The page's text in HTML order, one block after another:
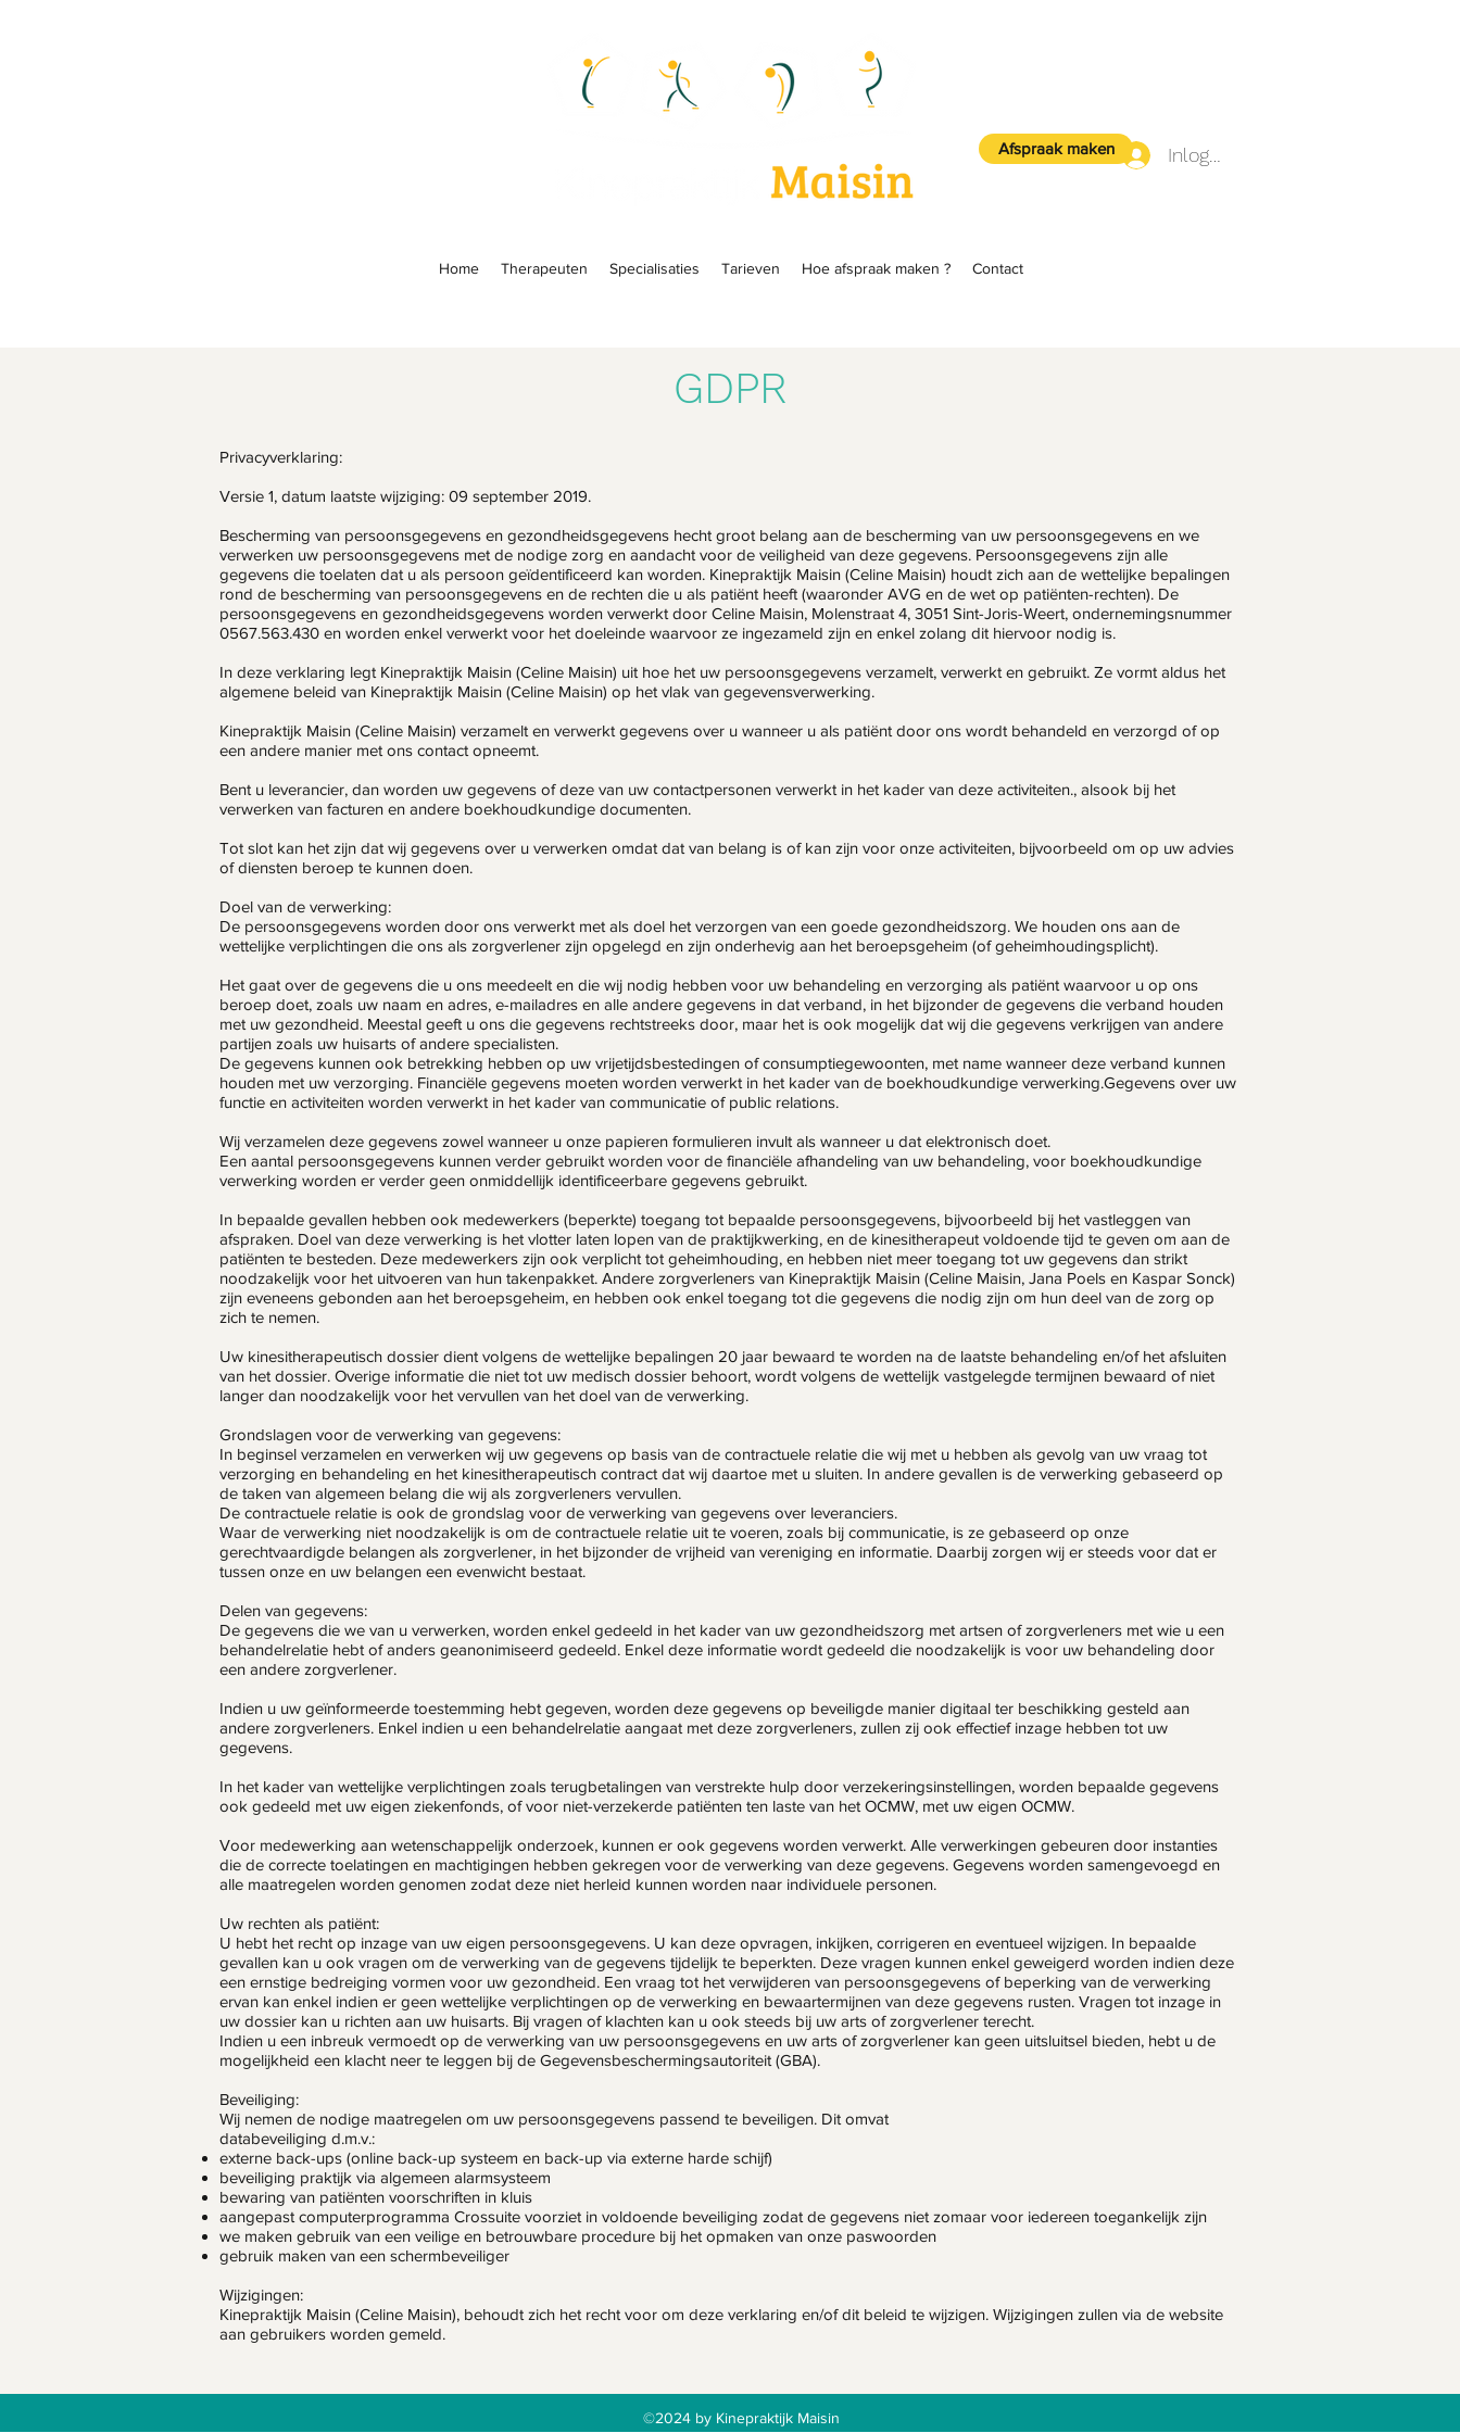
Inloggen
Afspraak maken
Home Therapeuten Specialisaties Tarieven Hoe afspraak maken ? Contact
GDPR
Privacyverklaring:
Versie 1, datum laatste wijziging: 09 september 2019.
Bescherming van persoonsgegevens en gezondheidsgegevens hecht groot belang aan de bescherming van uw persoonsgegevens en we
verwerken uw persoonsgegevens met de nodige zorg en aandacht voor de veiligheid van deze gegevens. Persoonsgegevens zijn alle
gegevens die toelaten dat u als persoon geïdentificeerd kan worden. Kinepraktijk Maisin (Celine Maisin) houdt zich aan de wettelijke bepalingen
rond de bescherming van persoonsgegevens en de rechten die u als patiënt heeft (waaronder AVG en de wet op patiënten-rechten). De
persoonsgegevens en gezondheidsgegevens worden verwerkt door Celine Maisin, Molenstraat 4, 3051 Sint-Joris-Weert, ondernemingsnummer
0567.563.430 en worden enkel verwerkt voor het doeleinde waarvoor ze ingezameld zijn en enkel zolang dit hiervoor nodig is.
In deze verklaring legt Kinepraktijk Maisin (Celine Maisin) uit hoe het uw persoonsgegevens verzamelt, verwerkt en gebruikt. Ze vormt aldus het
algemene beleid van Kinepraktijk Maisin (Celine Maisin) op het vlak van gegevensverwerking.
Kinepraktijk Maisin (Celine Maisin) verzamelt en verwerkt gegevens over u wanneer u als patiënt door ons wordt behandeld en verzorgd of op
een andere manier met ons contact opneemt.
Bent u leverancier, dan worden uw gegevens of deze van uw contactpersonen verwerkt in het kader van deze activiteiten., alsook bij het
verwerken van facturen en andere boekhoudkundige documenten.
Tot slot kan het zijn dat wij gegevens over u verwerken omdat dat van belang is of kan zijn voor onze activiteiten, bijvoorbeeld om op uw advies
of diensten beroep te kunnen doen.
Doel van de verwerking:
De persoonsgegevens worden door ons verwerkt met als doel het verzorgen van een goede gezondheidszorg. We houden ons aan de
wettelijke verplichtingen die ons als zorgverlener zijn opgelegd en zijn onderhevig aan het beroepsgeheim (of geheimhoudingsplicht).
Het gaat over de gegevens die u ons meedeelt en die wij nodig hebben voor uw behandeling en verzorging als patiënt waarvoor u op ons
beroep doet, zoals uw naam en adres, e-mailadres en alle andere gegevens in dat verband, in het bijzonder de gegevens die verband houden
met uw gezondheid. Meestal geeft u ons die gegevens rechtstreeks door, maar het is ook mogelijk dat wij die gegevens verkrijgen van andere
partijen zoals uw huisarts of andere specialisten.
De gegevens kunnen ook betrekking hebben op uw vrijetijdsbestedingen of consumptiegewoonten, met name wanneer deze verband kunnen
houden met uw verzorging. Financiële gegevens moeten worden verwerkt in het kader van de boekhoudkundige verwerking.Gegevens over uw
functie en activiteiten worden verwerkt in het kader van communicatie of public relations.
Wij verzamelen deze gegevens zowel wanneer u onze papieren formulieren invult als wanneer u dat elektronisch doet.
Een aantal persoonsgegevens kunnen verder gebruikt worden voor de financiële afhandeling van uw behandeling, voor boekhoudkundige
verwerking worden er verder geen onmiddellijk identificeerbare gegevens gebruikt.
In bepaalde gevallen hebben ook medewerkers (beperkte) toegang tot bepaalde persoonsgegevens, bijvoorbeeld bij het vastleggen van
afspraken. Doel van deze verwerking is het vlotter laten lopen van de praktijkwerking, en de kinesitherapeut voldoende tijd te geven om aan de
patiënten te besteden. Deze medewerkers zijn ook verplicht tot geheimhouding, en hebben niet meer toegang tot uw gegevens dan strikt
noodzakelijk voor het uitvoeren van hun takenpakket. Andere zorgverleners van Kinepraktijk Maisin (Celine Maisin, Jana Poels en Kaspar Sonck)
zijn eveneens gebonden aan het beroepsgeheim, en hebben ook enkel toegang tot die gegevens die nodig zijn om hun deel van de zorg op
zich te nemen.
Uw kinesitherapeutisch dossier dient volgens de wettelijke bepalingen 20 jaar bewaard te worden na de laatste behandeling en/of het afsluiten
van het dossier. Overige informatie die niet tot uw medisch dossier behoort, wordt volgens de wettelijk vastgelegde termijnen bewaard of niet
langer dan noodzakelijk voor het vervullen van het doel van de verwerking.
Grondslagen voor de verwerking van gegevens:
In beginsel verzamelen en verwerken wij uw gegevens op basis van de contractuele relatie die wij met u hebben als gevolg van uw vraag tot
verzorging en behandeling en het kinesitherapeutisch contract dat wij daartoe met u sluiten. In andere gevallen is de verwerking gebaseerd op
de taken van algemeen belang die wij als zorgverleners vervullen.
De contractuele relatie is ook de grondslag voor de verwerking van gegevens over leveranciers.
Waar de verwerking niet noodzakelijk is om de contractuele relatie uit te voeren, zoals bij communicatie, is ze gebaseerd op onze
gerechtvaardigde belangen als zorgverlener, in het bijzonder de vrijheid van vereniging en informatie. Daarbij zorgen wij er steeds voor dat er
tussen onze en uw belangen een evenwicht bestaat.
Delen van gegevens:
De gegevens die we van u verwerken, worden enkel gedeeld in het kader van uw gezondheidszorg met artsen of zorgverleners met wie u een
behandelrelatie hebt of anders geanonimiseerd gedeeld. Enkel deze informatie wordt gedeeld die noodzakelijk is voor uw behandeling door
een andere zorgverlener.
Indien u uw geïnformeerde toestemming hebt gegeven, worden deze gegevens op beveiligde manier digitaal ter beschikking gesteld aan
andere zorgverleners. Enkel indien u een behandelrelatie aangaat met deze zorgverleners, zullen zij ook effectief inzage hebben tot uw
gegevens.
In het kader van wettelijke verplichtingen zoals terugbetalingen van verstrekte hulp door verzekeringsinstellingen, worden bepaalde gegevens
ook gedeeld met uw eigen ziekenfonds, of voor niet-verzekerde patiënten ten laste van het OCMW, met uw eigen OCMW.
Voor medewerking aan wetenschappelijk onderzoek, kunnen er ook gegevens worden verwerkt. Alle verwerkingen gebeuren door instanties
die de correcte toelatingen en machtigingen hebben gekregen voor de verwerking van deze gegevens. Gegevens worden samengevoegd en
alle maatregelen worden genomen zodat deze niet herleid kunnen worden naar individuele personen.
Uw rechten als patiënt:
U hebt het recht op inzage van uw eigen persoonsgegevens. U kan deze opvragen, inkijken, corrigeren en eventueel wijzigen. In bepaalde
gevallen kan u ook vragen om de verwerking van de gegevens tijdelijk te beperkten. Deze vragen kunnen enkel geweigerd worden indien deze
een ernstige bedreiging vormen voor uw gezondheid. Een vraag tot het verwijderen van persoonsgegevens of beperking van de verwerking
ervan kan enkel indien er geen wettelijke verplichtingen op de verwerking en bewaartermijnen van deze gegevens rusten. Vragen tot inzage in
uw dossier kan u richten aan uw huisarts. Bij vragen of klachten kan u ook steeds bij uw arts of zorgverlener terecht.
Indien u een inbreuk vermoedt op de verwerking van uw persoonsgegevens en uw arts of zorgverlener kan geen uitsluitsel bieden, hebt u de
mogelijkheid een klacht neer te leggen bij de Gegevensbeschermingsautoriteit (GBA).
Beveiliging:
Wij nemen de nodige maatregelen om uw persoonsgegevens passend te beveiligen. Dit omvat
databeveiliging d.m.v.:
externe back-ups (online back-up systeem en back-up via externe harde schijf)
beveiliging praktijk via algemeen alarmsysteem
bewaring van patiënten voorschriften in kluis
aangepast computerprogramma Crossuite voorziet in voldoende beveiliging zodat de gegevens niet zomaar voor iedereen toegankelijk zijn
we maken gebruik van een veilige en betrouwbare procedure bij het opmaken van onze paswoorden
gebruik maken van een schermbeveiliger
Wijzigingen:
Kinepraktijk Maisin (Celine Maisin), behoudt zich het recht voor om deze verklaring en/of dit beleid te wijzigen. Wijzigingen zullen via de website
aan gebruikers worden gemeld.
©2024 by Kinepraktijk Maisin